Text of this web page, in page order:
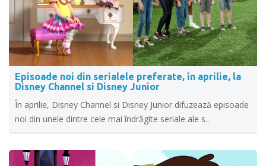
Episoade noi din serialele preferate, în aprilie, la
Disney Channel si Disney Junior
În aprilie, Disney Channel si Disney Junior difuzează episoade
noi din unele dintre cele mai îndrăgite seriale ale s..